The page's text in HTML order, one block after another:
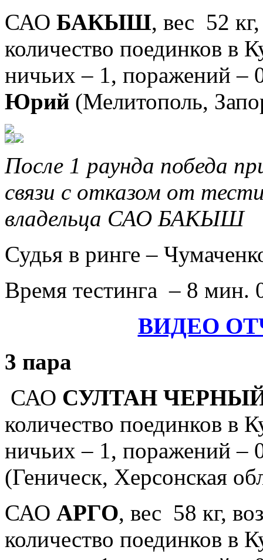
САО БАКЫШ, вес 52
количество поединков в
ничьих – 1, поражений –
Юрий (Мелитополь,
После 1 раунда победа
связи с отказом от
владельца САО БАКЫШ
Судья в ринге –
Время тестинга – 8 мин.
ВИДЕО
3 пара
САО СУЛТАН
количество поединков в
ничьих – 1, поражений –
(Геническ, Херсонская
САО АРГО, вес 58 кг,
количество поединков в